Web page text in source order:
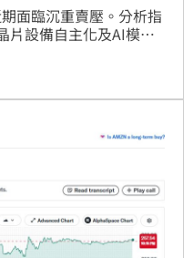
面臨沉重賣壓。分析指
片設備自主化及AI模型
暴增，外資賣超逾1.6
來最慘紀錄，連帶拖累
好AI需求，但台股已陷
外資動向及融資去化情
影響市場信心。